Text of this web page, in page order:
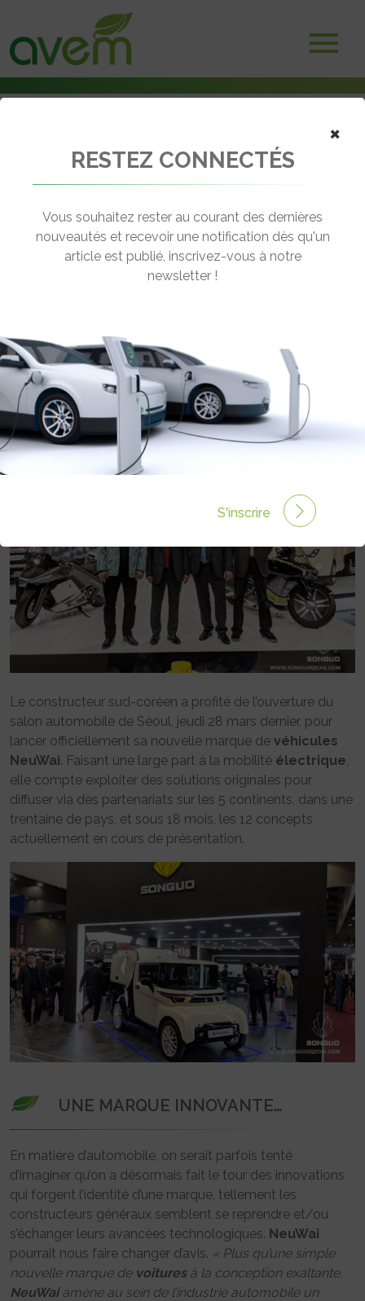
NeuWai : Nouvelle marque de motos, voitures et utilitaires
← Revenir aux actualités
NEUWAI : NOUVELLE MARQUE DE
MOTOS, VOITURES ET UTILITAIRES
ÉLECTRIQUES
Rédigé par Philippe Schwoerer le 03 Avr 2019 à 00:00
0 commentaires
Le constructeur sud-coréen a profité de l’ouverture du
salon automobile de Séoul, jeudi 28 mars dernier, pour
lancer officiellement sa nouvelle marque de véhicules
NeuWai. Faisant une large part à la mobilité électrique
elle compte exploiter des solutions originales pour
diffuser via des partenariats sur les 5 continents, dans une
trentaine de pays, et sous 18 mois, les 12 concepts
actuellement en cours de présentation.
UNE MARQUE INNOVANTE…
En matière d’automobile, on serait parfois tenté
d’imaginer qu’on a désormais fait le tour des innovations
qui forgent l’identité d’une marque, tellement les
constructeurs généraux semblent se reprendre et/ou
s’échanger leurs avancées technologiques. NeuWai
pourrait nous faire changer d’avis. « Plus qu’une simple
nouvelle marque de voituresà la conception exaltante,
NeuWaiamène au sein de l’industrie automobile un
×
RESTEZ CONNECTÉS
Vous souhaitez rester au courant des dernières
nouveautés et recevoir une notification dès qu'un
article est publié, inscrivez-vous à notre
newsletter !
S'inscrire